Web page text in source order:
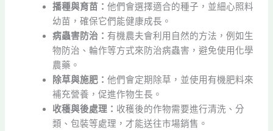
播種與育苗：他們會選擇適合的種子，並細心照料
幼苗，確保它們能健康成長。
病蟲害防治： 有機農夫會利用自然的方法，例如生
物防治、輪作等方式來防治病蟲害，避免使用化學
農藥。
除草與施肥：他們會定期除草，並使用有機肥料來
補充營養，促進作物生長。
收穫與後處理： 收穫後的作物需要進行清洗、分
類、包裝等處理，才能送往市場銷售。